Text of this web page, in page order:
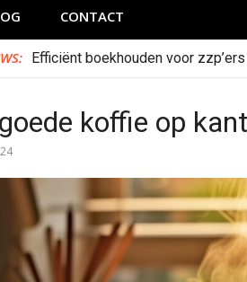
CONTACT
Efficiënt boekhouden voor
koffie op